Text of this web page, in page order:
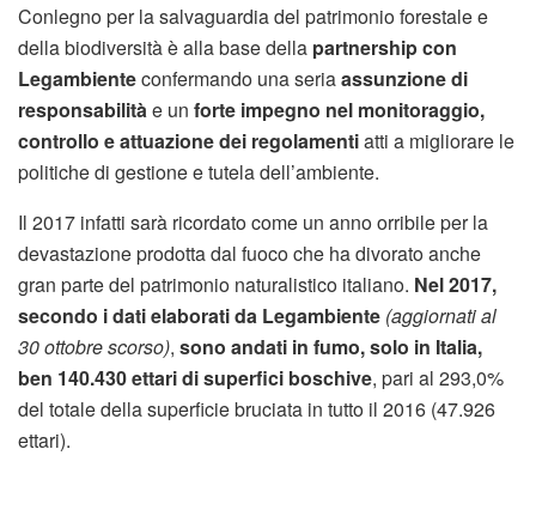
Conlegno per la salvaguardia del patrimonio forestale e
della biodiversità è alla base della partnership con
Legambienteconfermando una seriaassunzione di
responsabilitàe un forte impegno nel monitoraggio,
controllo e attuazione dei regolamentiatti a migliorare le
politiche di gestione e tutela dell’ambiente.
Il 2017 infatti sarà ricordato come un anno orribile per la
devastazione prodotta dal fuoco che ha divorato anche
gran parte del patrimonio naturalistico italiano. Nel 2017,
secondo i dati elaborati da Legambiente (aggiornati al
30 ottobre scorso), sono andati in fumo, solo in Italia,
ben 140.430 ettari di superfici boschive, pari al 293,0%
del totale della superficie bruciata in tutto il 2016 (47.926
ettari).